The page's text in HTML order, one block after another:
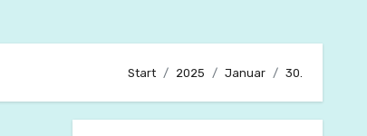
Start 2025 Januar 30.